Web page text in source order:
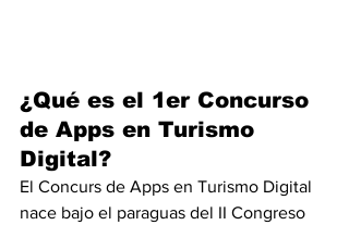
¿Qué es el 1er Concurso
de Apps en Turismo
Digital?
El Concurs de Apps en Turismo Digital
nace bajo el paraguas del II Congreso